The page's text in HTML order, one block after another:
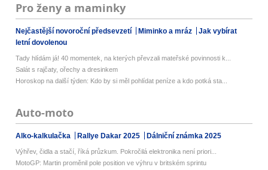
Pro ženy a maminky
Nejčastější novoroční předsevzetí Miminko a mráz
Jak vybírat
letní dovolenou
Tady hlídám já! 40 momentek, na kterých převzali mateřské povinnosti k...
Salát s rajčaty, ořechy a dresinkem
Horoskop na další týden: Kdo by si měl pohlídat peníze a kdo potká sta...
Auto-moto
Alko-kalkulačka Rallye Dakar 2025 Dálniční známka 2025
Výhřev, čidla a stačí, říká průzkum. Pokročilá elektronika není priori...
MotoGP: Martin proměnil pole position ve výhru v britském sprintu